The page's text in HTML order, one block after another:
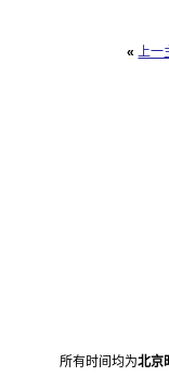
« 上一
所有时间均为北京